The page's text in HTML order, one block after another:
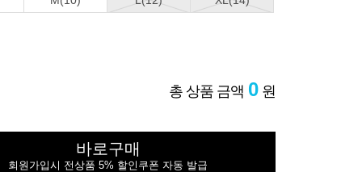
총 상품 금액 0 원
바로구매
회원가입시 전상품 5% 할인쿠폰 자동 발급